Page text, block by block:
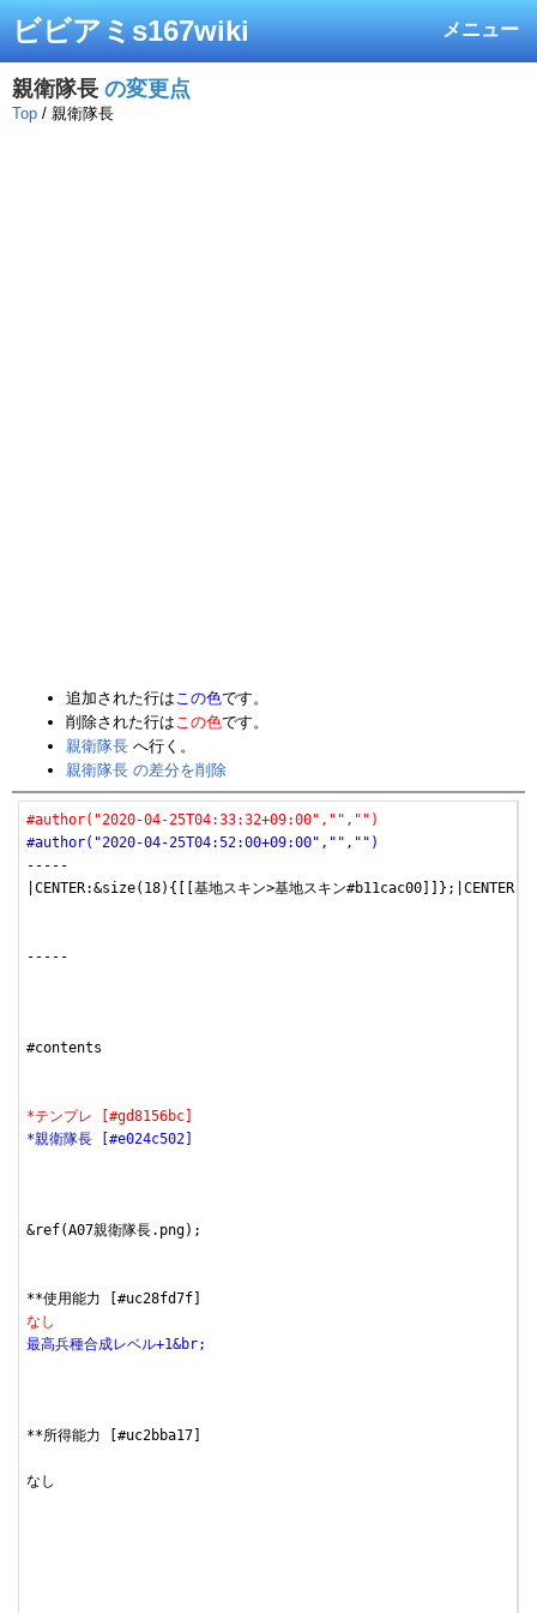
メニュー
ビビアミs167wiki
親衛隊長 の変更点
Top / 親衛隊長
追加された行はこの色です。
削除された行はこの色です。
親衛隊長 へ行く。
親衛隊長 の差分を削除
#author("2020-04-25T04:33:32+09:00","","")
#author("2020-04-25T04:52:00+09:00","","")
-----
|CENTER:&size(18){[[基地スキン>基地スキン
-----
#contents
*テンプレ [#gd8156bc]
*親衛隊長 [#e024c502]
&ref(A07親衛隊長.png);
なし
最高兵種合成レベル+1&br;
**所得能力 [#uc2bba17]
なし